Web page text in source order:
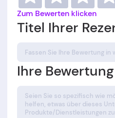
Zum Bewerten klicken
Titel Ihrer
Ihre Bewertung